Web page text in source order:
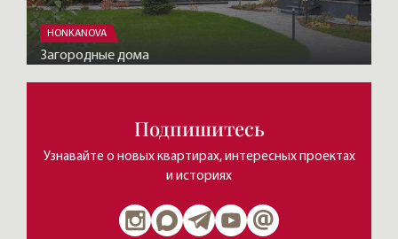
HONKANOVA
Загородные дома
Подпишитесь
Узнавайте о новых квартирах, интересных проектах
и историях